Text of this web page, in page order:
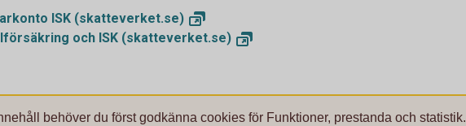
ISK (skatteverket.se)
och ISK (skatteverket.se)
behöver du först godkänna cookies för Funktioner, prestanda och statistik.